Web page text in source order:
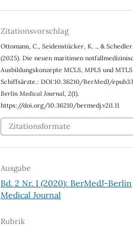
Zitationsvorschlag
Ottomann, C., Seidenstücker, K. ., &
(2025). Die neuen maritimen
Ausbildungskonzepte MCLS, MPLS und
Schiffsärzte.: DOI:10.36210/BerMedJ/
Berlin Medical Journal,2(1).
https://doi.org/10.36210/bermedj.v2i1.11
Zitationsformate
Ausgabe
Bd. 2 Nr. 1 (2020): BerMedJ-Berlin
Medical Journal
Rubrik